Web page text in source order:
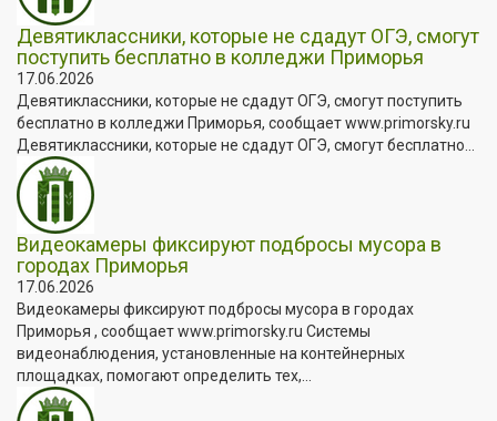
Девятиклассники, которые не сдадут ОГЭ, смогут
поступить бесплатно в колледжи Приморья
17.06.2026
Девятиклассники, которые не сдадут ОГЭ, смогут поступить
бесплатно в колледжи Приморья, сообщает www.primorsky.ru
Девятиклассники, которые не сдадут ОГЭ, смогут бесплатно...
Видеокамеры фиксируют подбросы мусора в
городах Приморья
17.06.2026
Видеокамеры фиксируют подбросы мусора в городах
Приморья , сообщает www.primorsky.ru Системы
видеонаблюдения, установленные на контейнерных
площадках, помогают определить тех,...